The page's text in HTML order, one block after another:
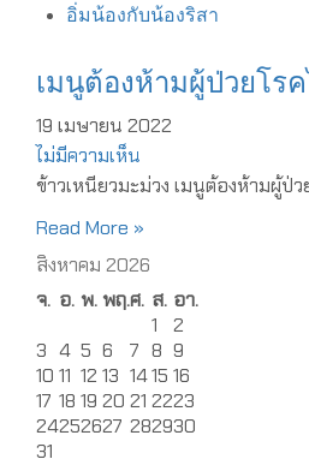
อิ่มน้องกับน้องริสา
เมนูต้องห้ามผู้ป่วยโร
19 เมษายน 2022
ไม่มีความเห็น
ข้าวเหนียวมะม่วง เมนูต้องห้า
Read More »
สิงหาคม 2026
จ. อ. พ.พฤ.ศ. ส. อา.
1
2
3 4 5 6 7 8 9
10 11 12 13 1415 16
17 18 19 20 21 2223
24252627 282930
31